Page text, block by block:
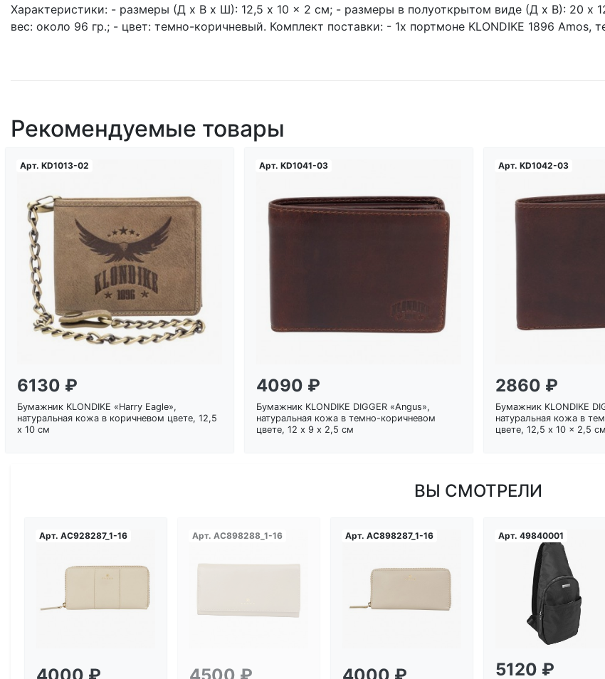
Характеристики: - размеры (Д x В x Ш): 12,5 x 10 x 2 см; - размеры в полуоткрытом виде (Д x В): 20 x
вес: около 96 гр.; - цвет: темно-коричневый. Комплект поставки: - 1x портмоне KLONDIKE 1896 Amos,
Рекомендуемые товары
Арт. KD1013-02
Загрузка...
6130 ₽
Бумажник KLONDIKE «Harry Eagle»,
натуральная кожа в коричневом цвете, 12,5
х 10 см
Арт. KD1041-03
4090 ₽
Бумажник KLONDIKE DIGGER «Angus»,
натуральная кожа в темно-коричневом
цвете, 12 х 9 x 2,5 см
Арт. KD1042-03
2860 ₽
Бумажник KLONDIKE
натуральная кожа в
цвете, 12,5 x 10 x 2,5 см
ВЫ СМОТРЕЛИ
Арт. AC928287_1-16 Арт. AC898288_1-16 Арт. AC898287_1-16 Арт. 49840001
Загрузка...
5120 ₽